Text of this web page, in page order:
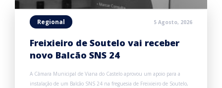
Regional 5 Agosto, 2026
Freixieiro de Soutelo vai receber
novo Balcão SNS 24
A Câmara Municipal de Viana do Castelo aprovou um apoio para a
instalação de um Balcão SNS 24 na freguesia de Freixieiro de Soutelo,